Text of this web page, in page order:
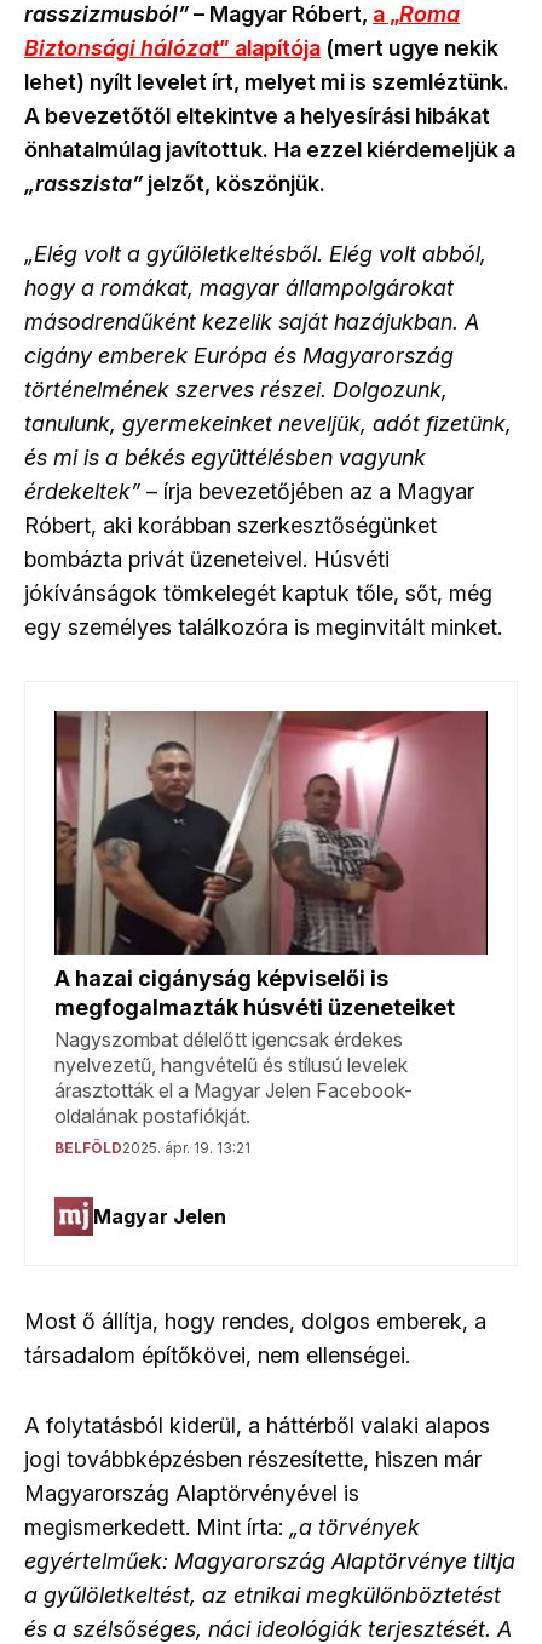
rasszizmusból”– Magyar Róbert, a „Roma
Biztonsági hálózat” alapítója (mert ugye nekik
lehet) nyílt levelet írt, melyet mi is szemléztünk.
A bevezetőtől eltekintve a helyesírási hibákat
önhatalmúlag javítottuk. Ha ezzel kiérdemeljük a
„rasszista”jelzőt, köszönjük.
„Elég volt a gyűlöletkeltésből. Elég volt abból,
hogy a romákat, magyar állampolgárokat
másodrendűként kezelik saját hazájukban. A
cigány emberek Európa és Magyarország
történelmének szerves részei. Dolgozunk,
tanulunk, gyermekeinket neveljük, adót fizetünk,
és mi is a békés együttélésben vagyunk
érdekeltek” – írja bevezetőjében az a Magyar
Róbert, aki korábban szerkesztőségünket
bombázta privát üzeneteivel. Húsvéti
jókívánságok tömkelegét kaptuk tőle, sőt, még
egy személyes találkozóra is meginvitált minket.
Most ő állítja, hogy rendes, dolgos emberek, a
társadalom építőkövei, nem ellenségei.
A folytatásból kiderül, a háttérből valaki alapos
jogi továbbképzésben részesítette, hiszen már
Magyarország Alaptörvényével is
megismerkedett. Mint írta: „a törvények
egyértelműek: Magyarország Alaptörvénye tiltja
a gyűlöletkeltést, az etnikai megkülönböztetést
és a szélsőséges, náci ideológiák terjesztését. A